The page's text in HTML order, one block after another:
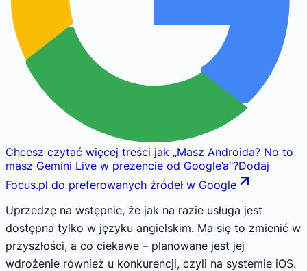
Chcesz czytać więcej treści jak „Masz Androida? No to
masz Gemini Live w prezencie od Google’a"?Dodaj
Focus.pl do preferowanych źródeł w Google
Uprzedzę na wstępnie, że jak na razie usługa jest
dostępna tylko w języku angielskim. Ma się to zmienić w
przyszłości, a co ciekawe – planowane jest jej
wdrożenie również u konkurencji, czyli na systemie iOS.